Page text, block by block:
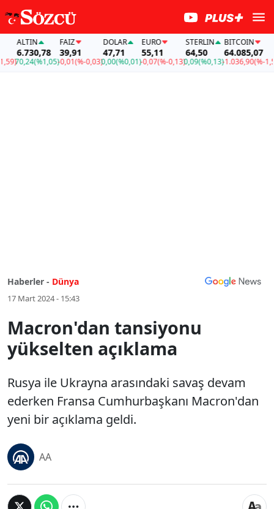
ALTIN
6.730,78
70,24(%1,05)
FAİZ
39,91
-0,01(%-0,03)
DOLAR
47,71
0,00(%0,01)
EURO
55,11
-0,07(%-0,13)
STERLIN
64,50
0,09(%0,13)
BITCOIN
64.085,07
-1.036,90(%-1,59)
Haberler - Dünya
17 Mart 2024 - 15:43
Macron'dan tansiyonu
yükselten açıklama
Rusya ile Ukrayna arasındaki savaş devam
ederken Fransa Cumhurbaşkanı Macron'dan
yeni bir açıklama geldi.
AA